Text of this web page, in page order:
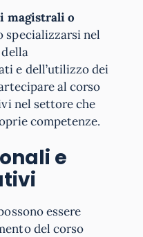
magistrali o
specializzarsi nel
e dell’utilizzo dei
al corso
nel settore che
competenze.
e
essere
del corso